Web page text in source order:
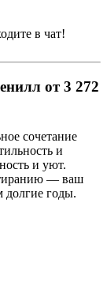
в чат!
от 3 272
сочетание
и
и уют.
— ваш
долгие годы.